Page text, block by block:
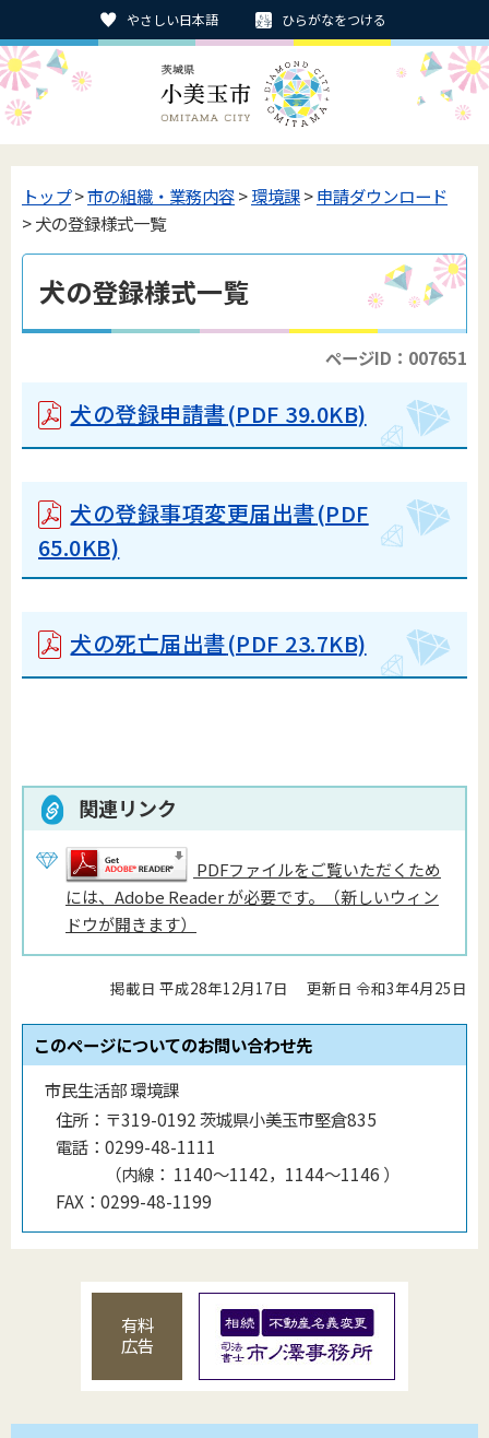
やさしい日本語 ひらがなをつける
トップ>市の組織・業務内容>環境課>申請ダウンロード
> 犬の登録様式一覧
犬の登録様式一覧
ページID：007651
犬の登録申請書(PDF 39.0KB)
犬の登録事項変更届出書(PDF
65.0KB)
犬の死亡届出書(PDF 23.7KB)
関連リンク
PDFファイルをご覧いただくため
には、Adobe Reader が必要です。（新しいウィン
ドウが開きます）
掲載日 平成28年12月17日 更新日 令和3年4月25日
このページについてのお問い合わせ先
市民生活部 環境課
住所： 〒319-0192 茨城県小美玉市堅倉835
電話： 0299-48-1111
（内線 ： 1140〜1142，1144〜1146 ）
FAX： 0299-48-1199
有料
広告